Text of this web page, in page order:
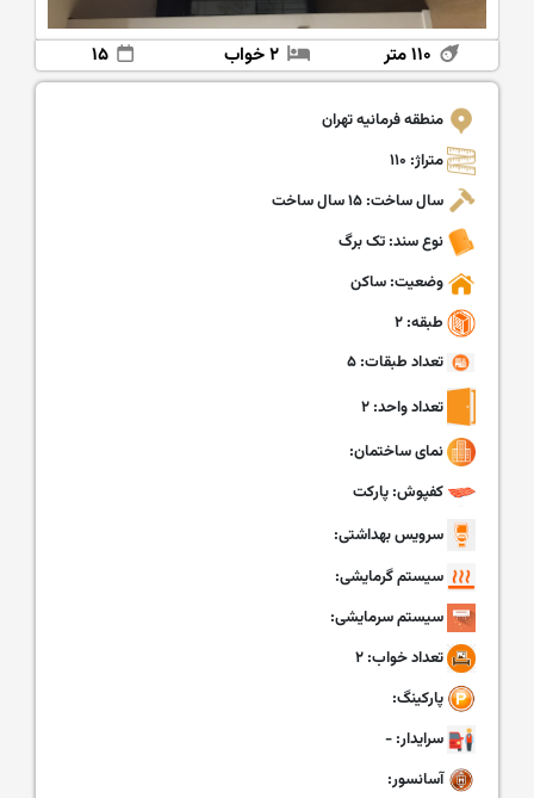
۱۱۰ متر ۲ خواب ۱۵
منطقه فرمانیه تهران
متراژ: ۱۱۰
سال ساخت: ۱۵ سال ساخت
نوع سند: تک برگ
وضعیت: ساکن
طبقه: ۲
تعداد طبقات: ۵
تعداد واحد: ۲
نمای ساختمان:
کفپوش: پارکت
سرویس بهداشتی:
سیستم گرمایشی:
سیستم سرمایشی:
تعداد خواب: ۲
پارکینگ:
سرایدار: -
آسانسور: